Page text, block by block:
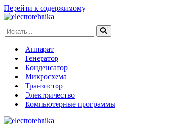
Перейти к содержимому
Искать...
Аппарат
Генератор
Конденсатор
Микросхема
Транзистор
Электричество
Компьютерные программы